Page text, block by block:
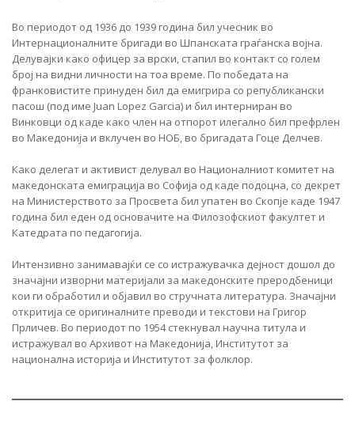
Во периодот од 1936 до 1939 година бил учесник во
Интернационалните бригади во Шпанската граѓанска војна.
Делувајки како офицер за врски, стапил во контакт со голем
број на видни личности на тоа време. По победата на
франковистите принуден бил да емигрира со републикански
пасош (под име Juan Lopez Garcia) и бил интерниран во
Винковци од каде како член на отпорот илегално бил префрлен
во Македонија и вклучен во НОБ, во бригадата Гоце Делчев.
Како делегат и активист делувал во Националниот комитет на
македонската емиграција во Софија од каде подоцна, со декрет
на Министерството за Просвета бил упатен во Скопје каде 1947
година бил еден од основачите на Филозофскиот факултет и
Катедрата по педагогија.
Интензивно занимавајќи се со истражувачка дејност дошол до
значајни изворни материјали за македонските преродбеници
кои ги обработил и објавил во стручната литература. Значајни
откритија се оригиналните преводи и текстови на Григор
Прличев. Во периодот по 1954 стекнувал научна титула и
истражувал во Архивот на Македонија, Институтот за
национална историја и Институтот за фолклор.